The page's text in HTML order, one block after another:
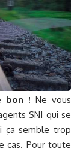
bon ! Ne vous
SNI qui se
ça semble trop
cas. Pour toute